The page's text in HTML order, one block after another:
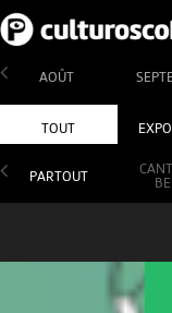
AOÛT
TOUT
PARTOUT